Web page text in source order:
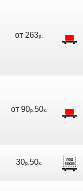
от 263р.
от 90р. 50к.
30р. 50к.